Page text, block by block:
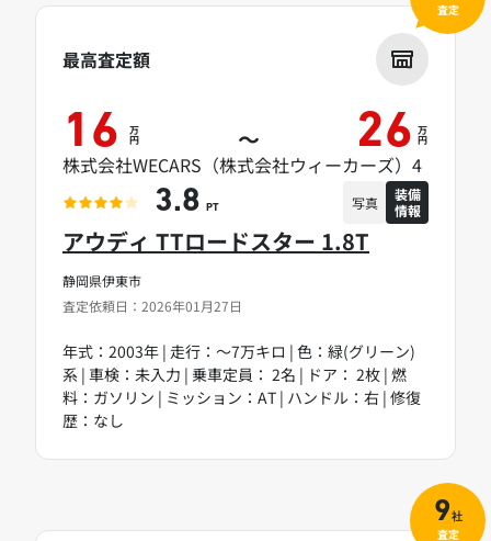
静岡県伊東市
査定依頼日：2026年01月27日
アウディ TTロードスター 1.8T
年式：2003年 | 走行：～7万キロ | 色：緑(グリーン)
系 | 車検：未入力 | 乗車定員： 2名 | ドア： 2枚 | 燃
料：ガソリン | ミッション：AT | ハンドル：右 | 修復
歴：なし
最高査定額
16 万
円 ～ 26 万
円
株式会社WECARS（株式会社ウィーカーズ）4
3.8 PT 写真
装備
情報
査定
9社
査定